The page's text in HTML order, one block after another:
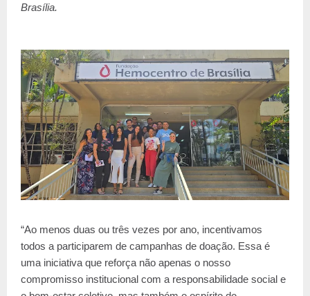
Brasília.
“Ao menos duas ou três vezes por ano, incentivamos
todos a participarem de campanhas de doação. Essa é
uma iniciativa que reforça não apenas o nosso
compromisso institucional com a responsabilidade social e